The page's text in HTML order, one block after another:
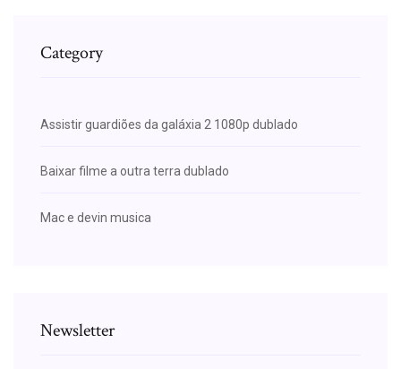
Category
Assistir guardiões da galáxia 2 1080p dublado
Baixar filme a outra terra dublado
Mac e devin musica
Newsletter